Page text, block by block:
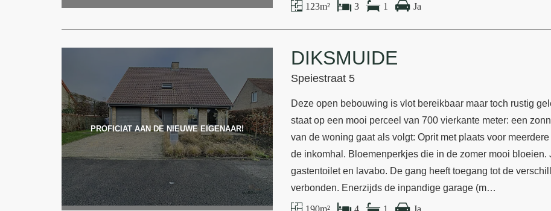
123 m² 3 1 Ja
PROFICIAT AAN DE NIEUWE EIGENAAR!
DIKSMUIDE
Speiestraat 5
Deze open bebouwing is vlot bereikbaar maar toch rustig
staat op een mooi perceel van 700 vierkante meter: een
van de woning gaat als volgt: Oprit met plaats voor
de inkomhal. Bloemenperkjes die in de zomer mooi
gastentoilet en lavabo. De gang heeft toegang tot de
verbonden. Enerzijds de inpandige garage (m…
190 m² 4 1 Ja